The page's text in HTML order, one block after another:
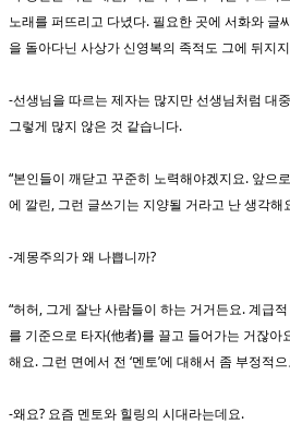
노래를 퍼뜨리고 다녔다. 필요한 곳에 서화와 글
을 돌아다닌 사상가 신영복의 족적도 그에 뒤지
-선생님을 따르는 제자는 많지만 선생님처럼 대
그렇게 많지 않은 것 같습니다.
“본인들이 깨닫고 꾸준히 노력해야겠지요. 앞으
에 깔린, 그런 글쓰기는 지양될 거라고 난 생각해
-계몽주의가 왜 나쁩니까?
“허허, 그게 잘난 사람들이 하는 거거든요. 계급
를 기준으로 타자(他者)를 끌고 들어가는 거잖아
해요. 그런 면에서 전 ‘멘토’에 대해서 좀 부정적
-왜요? 요즘 멘토와 힐링의 시대라는데요.